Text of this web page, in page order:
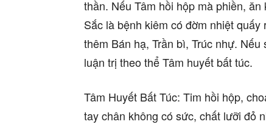
thần. Nếu Tâm hồi hộp mà phiền,
Sắc là bệnh kiêm có đờm nhiệt
thêm Bán hạ, Trần bì, Trúc nhự.
luận trị theo thể Tâm huyết bất túc.
Tâm Huyết Bất Túc: Tim hồi hộp,
tay chân không có sức, chất lưỡi đỏ